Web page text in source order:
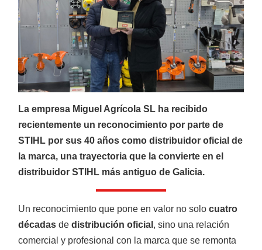
Nuestras marcas
CATÁLOGOS
Ofertas
La empresa Miguel Agrícola SL ha recibido
recientemente un reconocimiento por parte de
STIHL por sus 40 años como distribuidor oficial de
la marca, una trayectoria que la convierte en el
distribuidor STIHL más antiguo de Galicia.
Un reconocimiento que pone en valor no solo cuatro
décadas de distribución oficial , sino una relación
comercial y profesional con la marca que se remonta